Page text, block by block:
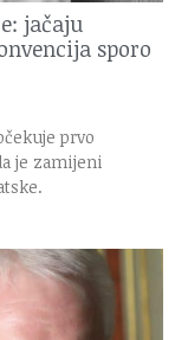
jačaju
sporo
prvo
je zamijeni